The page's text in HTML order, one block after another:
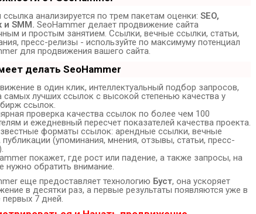
анализируется по трем пакетам оценки: SEO,
SMM. SeoHammer делает продвижение сайта
и простым занятием. Ссылки, вечные ссылки, статьи,
пресс-релизы - используйте по максимуму потенциал
для продвижения вашего сайта.
делать SeoHammer
в один клик, интеллектуальный подбор запросов,
самых лучших ссылок с высокой степенью качества у
ссылок.
проверка качества ссылок по более чем 100
и ежедневный пересчет показателей качества проекта.
форматы ссылок: арендные ссылки, вечные
(упоминания, мнения, отзывы, статьи, пресс-
покажет, где рост или падение, а также запросы, на
нужно обратить внимание.
еще предоставляет технологию Буст, она ускоряет
в десятки раз, а первые результаты появляются уже в
первых 7 дней.